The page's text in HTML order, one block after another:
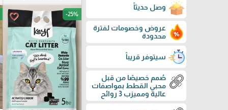
وصل حديثاً
عروض وخصومات لفترة
محدودة
سيتوفر قريباً
صُمم خصيصًا من قبل
محبي القطط بمواصفات
عالية ومميزب 3 روائح
favorite_border -25%